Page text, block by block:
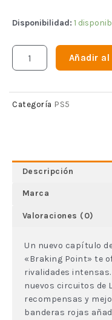
Disponibilidad: 1
Añadir
Categoría PS5
Descripción
Marca
Valoraciones (0)
Un nuevo capítulo
«Braking Point» te
rivalidades
nuevos circuitos de
recompensas y
banderas rojas